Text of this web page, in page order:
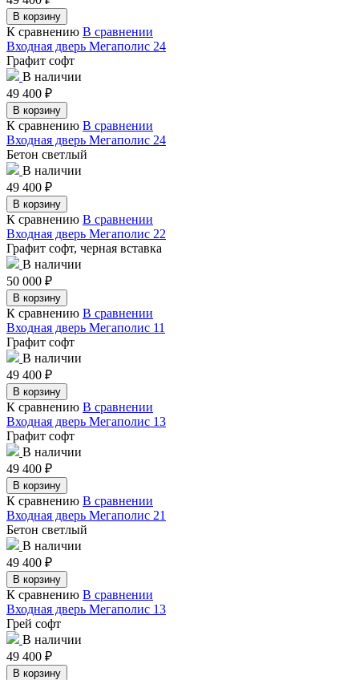
В корзину
К сравнению В сравнении
Входная дверь Мегаполис 24
Графит софт
В наличии
49 400 ₽
В корзину
К сравнению В сравнении
Входная дверь Мегаполис 24
Бетон светлый
В наличии
49 400 ₽
В корзину
К сравнению В сравнении
Входная дверь Мегаполис 22
Графит софт, черная вставка
В наличии
50 000 ₽
В корзину
К сравнению В сравнении
Входная дверь Мегаполис 11
Графит софт
В наличии
49 400 ₽
В корзину
К сравнению В сравнении
Входная дверь Мегаполис 13
Графит софт
В наличии
49 400 ₽
В корзину
К сравнению В сравнении
Входная дверь Мегаполис 21
Бетон светлый
В наличии
49 400 ₽
В корзину
К сравнению В сравнении
Входная дверь Мегаполис 13
Грей софт
В наличии
49 400 ₽
В корзину